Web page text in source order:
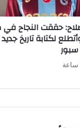
حققت النجاح
لكتابة تاريخ
سبور